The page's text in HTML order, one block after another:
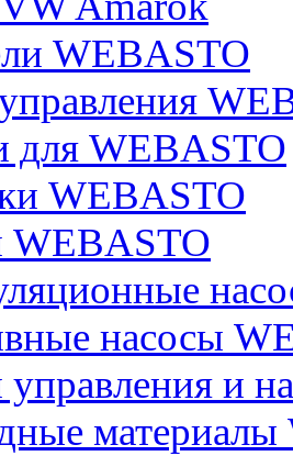
WEBASTO
для WEBASTO
WEBASTO
WEBASTO
насосы
и